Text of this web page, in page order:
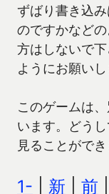
ずばり書き込
のですかなど
方はしないで
ようにお願いし
このゲームは
います。どうし
見ることができ
1- 新 前